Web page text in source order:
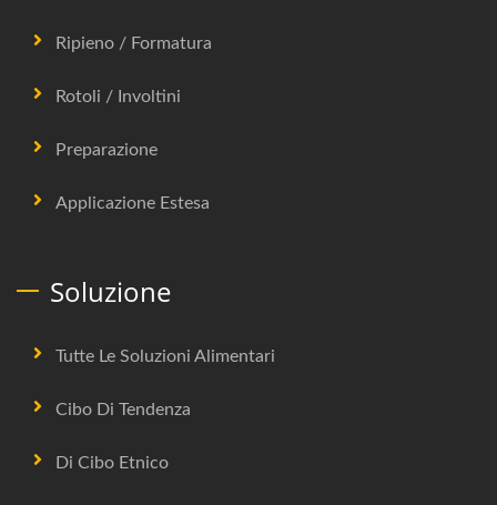
Ripieno / Formatura
Rotoli / Involtini
Preparazione
Applicazione Estesa
Soluzione
Tutte Le Soluzioni Alimentari
Cibo Di Tendenza
Di Cibo Etnico